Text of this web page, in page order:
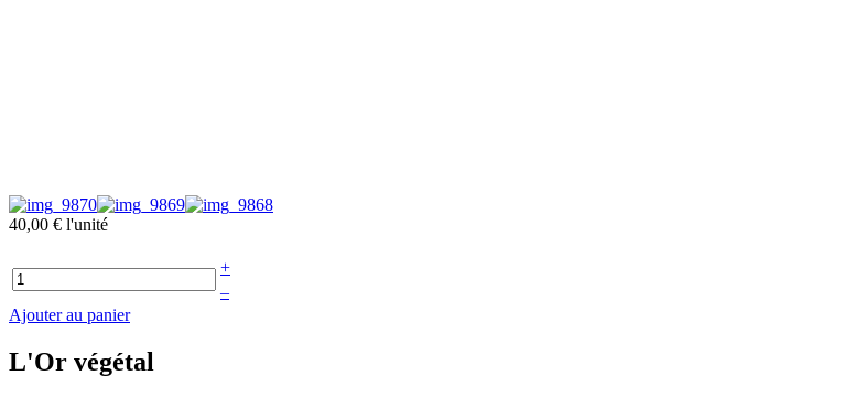
40,00 € l'unité
+
–
Ajouter au panier
L'Or végétal